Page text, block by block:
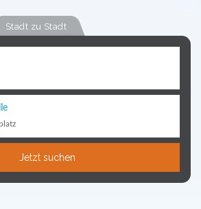
Stadt zu Stadt
Jetzt suchen